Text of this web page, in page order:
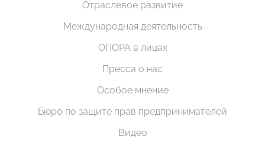
Отраслевое развитие
Международная деятельность
ОПОРА в лицах
Пресса о нас
Особое мнение
Бюро по защите прав предпринимателей
Видео